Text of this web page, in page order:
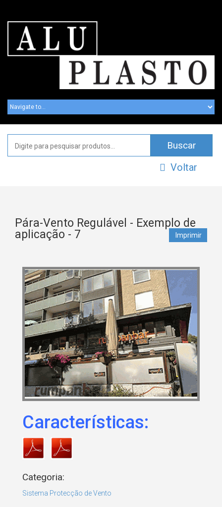
Voltar
Pára-Vento Regulável - Exemplo de
aplicação - 7
Imprimir
Características:
Categoria:
Sistema Protecção de Vento